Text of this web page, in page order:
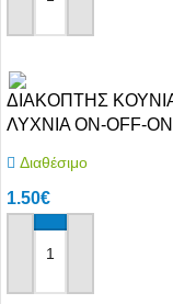
ΔΙΑΚΟΠΤΗΣ
ΛΥΧΝΙΑ ON-OFF-
Διαθέσιμο
1.50€